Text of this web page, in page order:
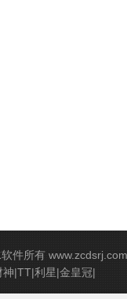
件所有 www.zcdsrj.com
|TT|利星|金皇冠|